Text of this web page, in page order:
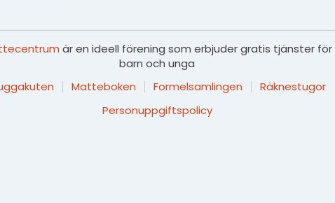
är en ideell förening som erbjuder gratis tjänster för
barn och unga
Matteboken Formelsamlingen
Räknestugor
Personuppgiftspolicy